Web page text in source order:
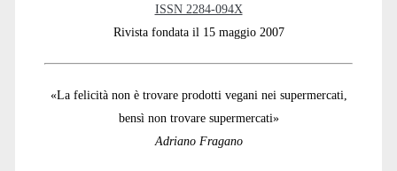
ISSN 2284-094X
Rivista fondata il 15 maggio 2007
«La felicità non è trovare prodotti vegani nei supermercati,
bensì non trovare supermercati»
Adriano Fragano